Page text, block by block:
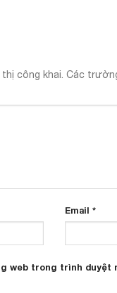
công khai. Các
Email*
web trong trình duyệt